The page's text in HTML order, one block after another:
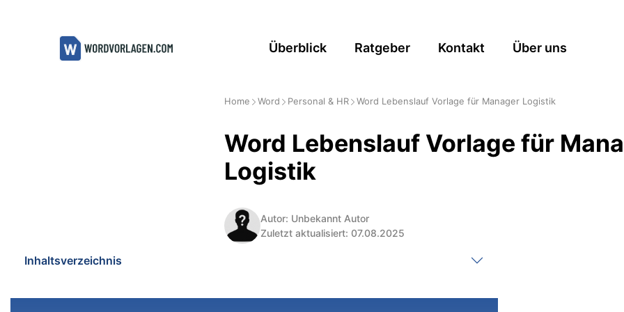
Überblick Ratgeber Kontakt Über uns
Home Word Personal & HR Word Lebenslauf Vorlage für Manager Logistik
Word Lebenslauf Vorlage für
Logistik
Autor: Unbekannt Autor
Zuletzt aktualisiert: 07.08.2025
Inhaltsverzeichnis